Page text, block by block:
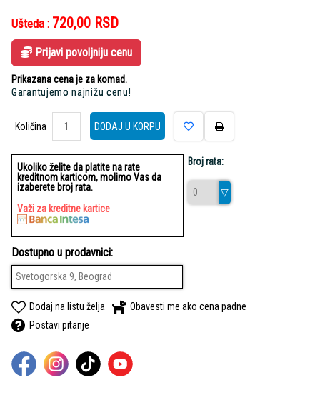
Ušteda : 720,00 RSD
Prijavi povoljniju cenu
Prikazana cena je za komad.
Garantujemo najnižu cenu!
Količina
Količina
DODAJ U KORPU
Ukoliko želite da platite na rate
kreditnom karticom, molimo Vas da
izaberete broj rata.
Važi za kreditne kartice
Broj rata:
Dostupno u prodavnici:
Svetogorska 9, Beograd
Dodaj na listu želja
Obavesti me ako cena padne
Postavi pitanje